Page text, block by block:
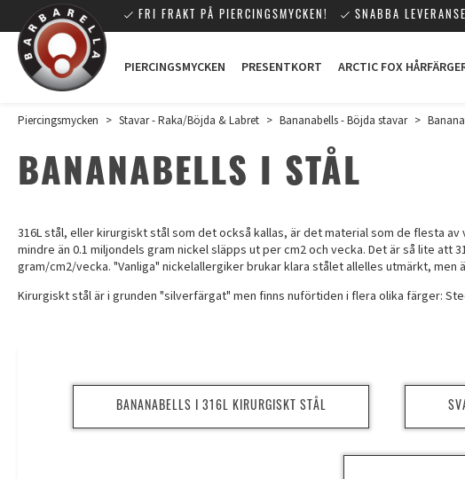
FRI FRAKT PÅ PIERCINGSMYCKEN! SNABBA
PIERCINGSMYCKEN PRESENTKORT ARCTIC FOX
Piercingsmycken > Stavar - Raka/Böjda & Labret > Bananabells - Böjda stavar >
BANANABELLS I STÅL
316L stål, eller kirurgiskt stål som det också kallas, är det material som de flesta av
mindre än 0.1 miljondels gram nickel släpps ut per cm2 och vecka. Det är så lite
gram/cm2/vecka. "Vanliga" nickelallergiker brukar klara stålet allelles utmärkt, men
Kirurgiskt stål är i grunden "silverfärgat" men finns nuförtiden i flera olika färger:
BANANABELLS I 316L KIRURGISKT STÅL